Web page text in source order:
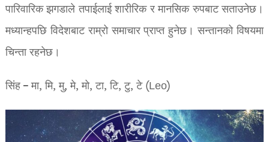
पारिवारिक झगडाले तपाईलाई शारीरिक र मानसिक रुपबाट सताउनेछ।
मध्यान्हपछि विदेशबाट राम्रो समाचार प्राप्त हुनेछ। सन्तानको विषयमा
चिन्ता रहनेछ।
सिंह – मा, मि, मु, मे, मो, टा, टि, टु, टे (Leo)